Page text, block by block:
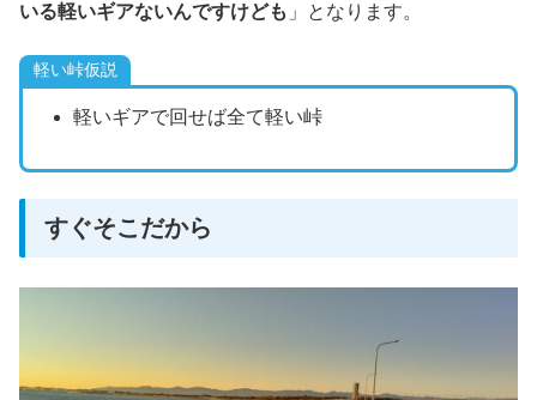
いる軽いギアないんですけども 」となります。
軽い峠仮説
軽いギアで回せば全て軽い峠
すぐそこだから